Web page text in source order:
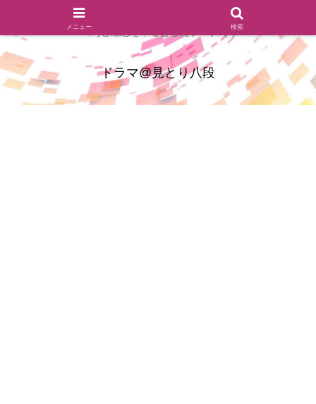
ドラマのシーンとセリフを切り取ったあらすじレビュー(復習ネタ
バレ)と感想を中心としたブログです
ドラマ@見とり八段
メニュー 検索